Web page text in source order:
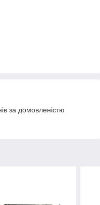
за домовленістю